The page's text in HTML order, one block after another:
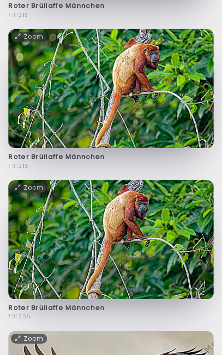
Roter Brüllaffe Männchen
f111213
Zoom
Roter Brüllaffe Männchen
f111216
Zoom
Roter Brüllaffe Männchen
f111206
Zoom